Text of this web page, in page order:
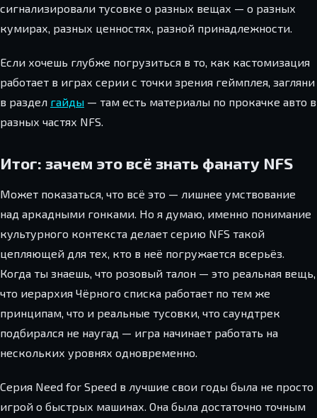
сигнализировали тусовке о разных вещах — о разных
кумирах, разных ценностях, разной принадлежности.
Если хочешь глубже погрузиться в то, как кастомизация
работает в играх серии с точки зрения геймплея, загляни
в раздел гайды — там есть материалы по прокачке авто в
разных частях NFS.
Итог: зачем это всё знать фанату NFS
Может показаться, что всё это — лишнее умствование
над аркадными гонками. Но я думаю, именно понимание
культурного контекста делает серию NFS такой
цепляющей для тех, кто в неё погружается всерьёз.
Когда ты знаешь, что розовый талон — это реальная вещь,
что иерархия Чёрного списка работает по тем же
принципам, что и реальные тусовки, что саундтрек
подбирался не наугад — игра начинает работать на
нескольких уровнях одновременно.
Серия Need for Speed в лучшие свои годы была не просто
игрой о быстрых машинах. Она была достаточно точным